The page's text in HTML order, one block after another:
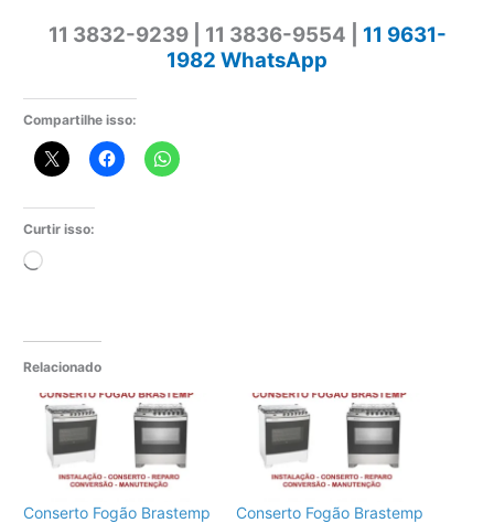
11 3832-9239 | 11 3836-9554 | 11 9631-
1982 WhatsApp
Compartilhe isso:
Curtir isso:
Carregando...
Relacionado
Conserto Fogão Brastemp
Conserto Fogão Brastemp